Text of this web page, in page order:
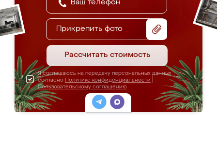
Прикрепить фото
Рассчитать стоимость
Я соглашаюсь на передачу персональных данных
согласно Политике конфиденциальности
Пользовательскому соглашению